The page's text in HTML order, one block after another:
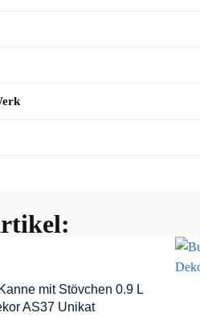
mit Stövchen 0.9 L
AS37 Unikat